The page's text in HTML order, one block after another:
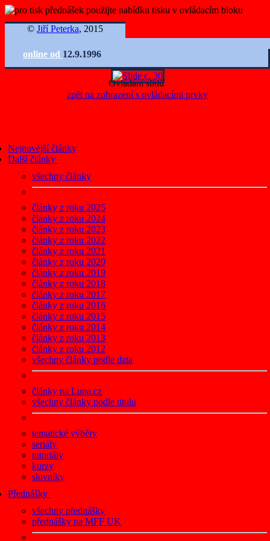
© Jiří Peterka, 2015
online od 12.9.1996
Ovládání slidů
Nejnovější články
Další články
všechny články
články z roku 2025
články z roku 2024
články z roku 2023
články z roku 2022
články z roku 2021
články z roku 2020
články z roku 2019
články z roku 2018
články z roku 2017
články z roku 2016
články z roku 2015
články z roku 2014
články z roku 2013
články z roku 2012
všechny články podle data
články na Lupa.cz
všechny články podle titulu
tematické výběry
seriály
tutoriály
kurzy
slovníky
Přednášky
všechny přednášky
přednášky na MFF UK
zpět na zobrazení s ovládacími prvky